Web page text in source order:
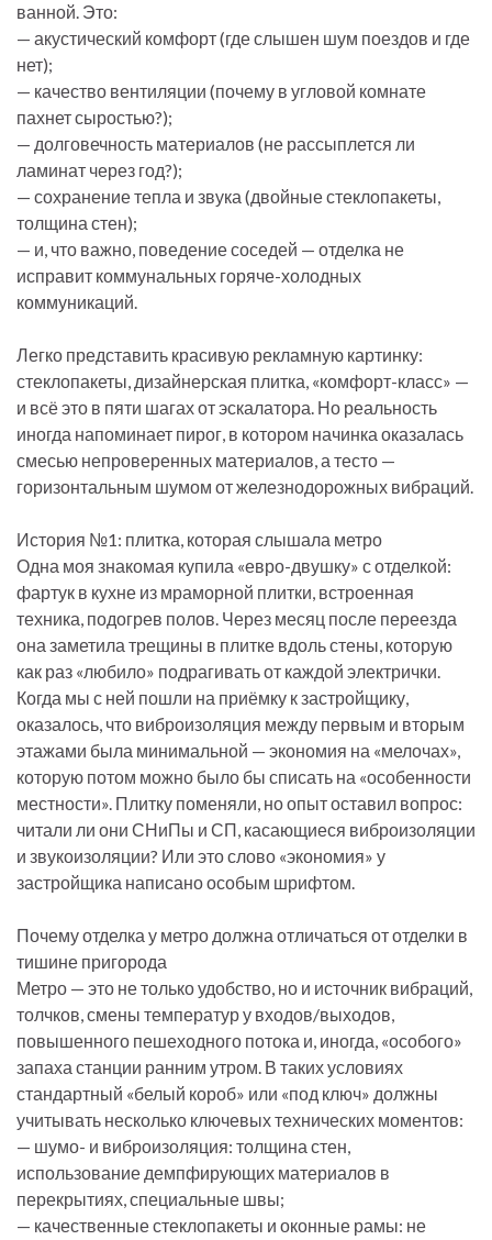
ванной. Это:
— акустический комфорт (где слышен шум поездов и где
нет);
— качество вентиляции (почему в угловой комнате
пахнет сыростью?);
— долговечность материалов (не рассыплется ли
ламинат через год?);
— сохранение тепла и звука (двойные стеклопакеты,
толщина стен);
— и, что важно, поведение соседей — отделка не
исправит коммунальных горяче-холодных
коммуникаций.
Легко представить красивую рекламную картинку:
стеклопакеты, дизайнерская плитка, «комфорт-класс» —
и всё это в пяти шагах от эскалатора. Но реальность
иногда напоминает пирог, в котором начинка оказалась
смесью непроверенных материалов, а тесто —
горизонтальным шумом от железнодорожных вибраций.
История №1: плитка, которая слышала метро
Одна моя знакомая купила «евро-двушку» с отделкой:
фартук в кухне из мраморной плитки, встроенная
техника, подогрев полов. Через месяц после переезда
она заметила трещины в плитке вдоль стены, которую
как раз «любило» подрагивать от каждой электрички.
Когда мы с ней пошли на приёмку к застройщику,
оказалось, что виброизоляция между первым и вторым
этажами была минимальной — экономия на «мелочах»,
которую потом можно было бы списать на «особенности
местности». Плитку поменяли, но опыт оставил вопрос:
читали ли они СНиПы и СП, касающиеся виброизоляции
и звукоизоляции? Или это слово «экономия» у
застройщика написано особым шрифтом.
Почему отделка у метро должна отличаться от отделки в
тишине пригорода
Метро — это не только удобство, но и источник вибраций,
толчков, смены температур у входов/выходов,
повышенного пешеходного потока и, иногда, «особого»
запаха станции ранним утром. В таких условиях
стандартный «белый короб» или «под ключ» должны
учитывать несколько ключевых технических моментов:
— шумо- и виброизоляция: толщина стен,
использование демпфирующих материалов в
перекрытиях, специальные швы;
— качественные стеклопакеты и оконные рамы: не